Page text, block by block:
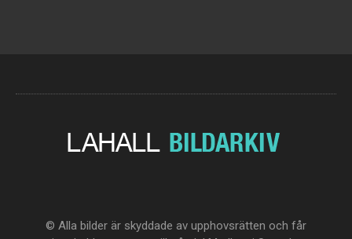
© Alla bilder är skyddade av upphovsrätten och får